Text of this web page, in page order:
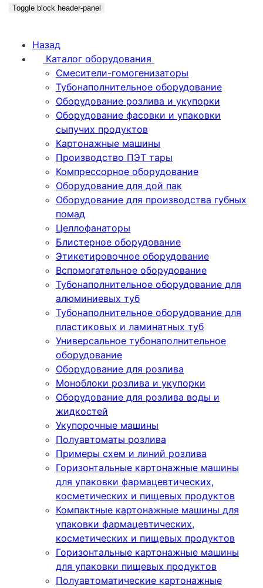
Toggle block header-panel
Назад
Каталог оборудования
Смесители-гомогенизаторы
Тубонаполнительное оборудование
Оборудование розлива и укупорки
Оборудование фасовки и упаковки
сыпучих продуктов
Картонажные машины
Производство ПЭТ тары
Компрессорное оборудование
Оборудование для дой пак
Оборудование для производства губных
помад
Целлофанаторы
Блистерное оборудование
Этикетировочное оборудование
Вспомогательное оборудование
Тубонаполнительное оборудование для
алюминиевых туб
Тубонаполнительное оборудование для
пластиковых и ламинатных туб
Универсальное тубонаполнительное
оборудование
Оборудование для розлива
Моноблоки розлива и укупорки
Оборудование для розлива воды и
жидкостей
Укупорочные машины
Полуавтоматы розлива
Примеры схем и линий розлива
Горизонтальные картонажные машины
для упаковки фармацевтических,
косметических и пищевых продуктов
Компактные картонажные машины для
упаковки фармацевтических,
косметических и пищевых продуктов
Горизонтальные картонажные машины
для упаковки пищевых продуктов
Полуавтоматические картонажные